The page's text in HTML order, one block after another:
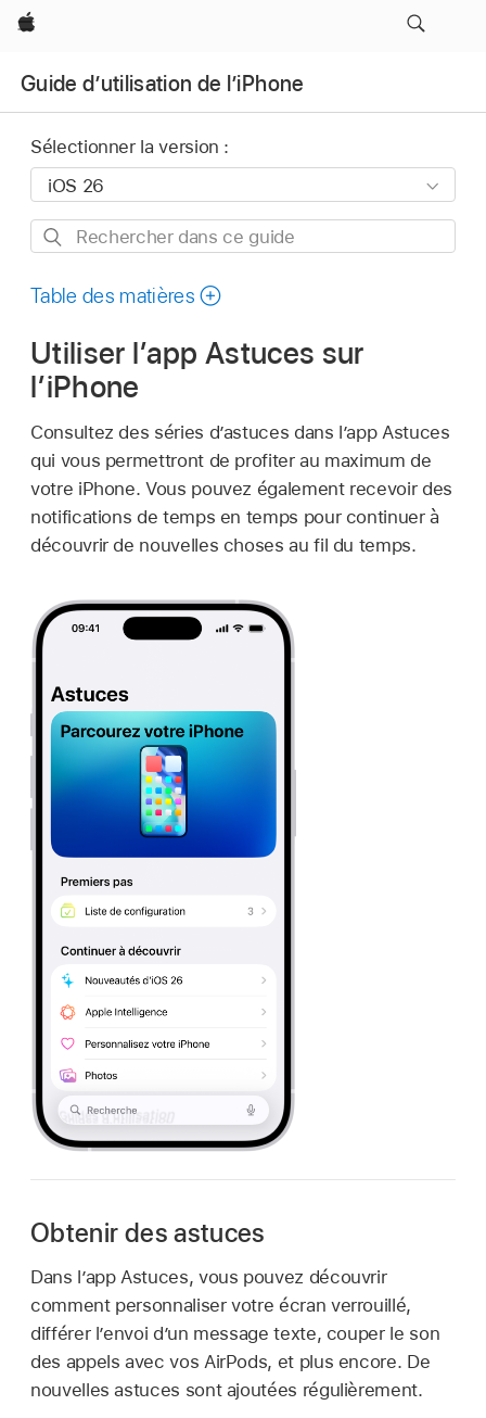
Apple
Guide d’utilisation de l’iPhone
Sélectionner la version :
Rechercher
ce
Table des matières
Utiliser l’app Astuces sur
l’iPhone
Consultez des séries d’astuces dans l’app Astuces
qui vous permettront de profiter au maximum de
votre iPhone. Vous pouvez également recevoir des
notifications de temps en temps pour continuer à
découvrir de nouvelles choses au fil du temps.
Obtenir des astuces
Dans l’app Astuces, vous pouvez découvrir
comment personnaliser votre écran verrouillé,
différer l’envoi d’un message texte, couper le son
des appels avec vos AirPods, et plus encore. De
nouvelles astuces sont ajoutées régulièrement.